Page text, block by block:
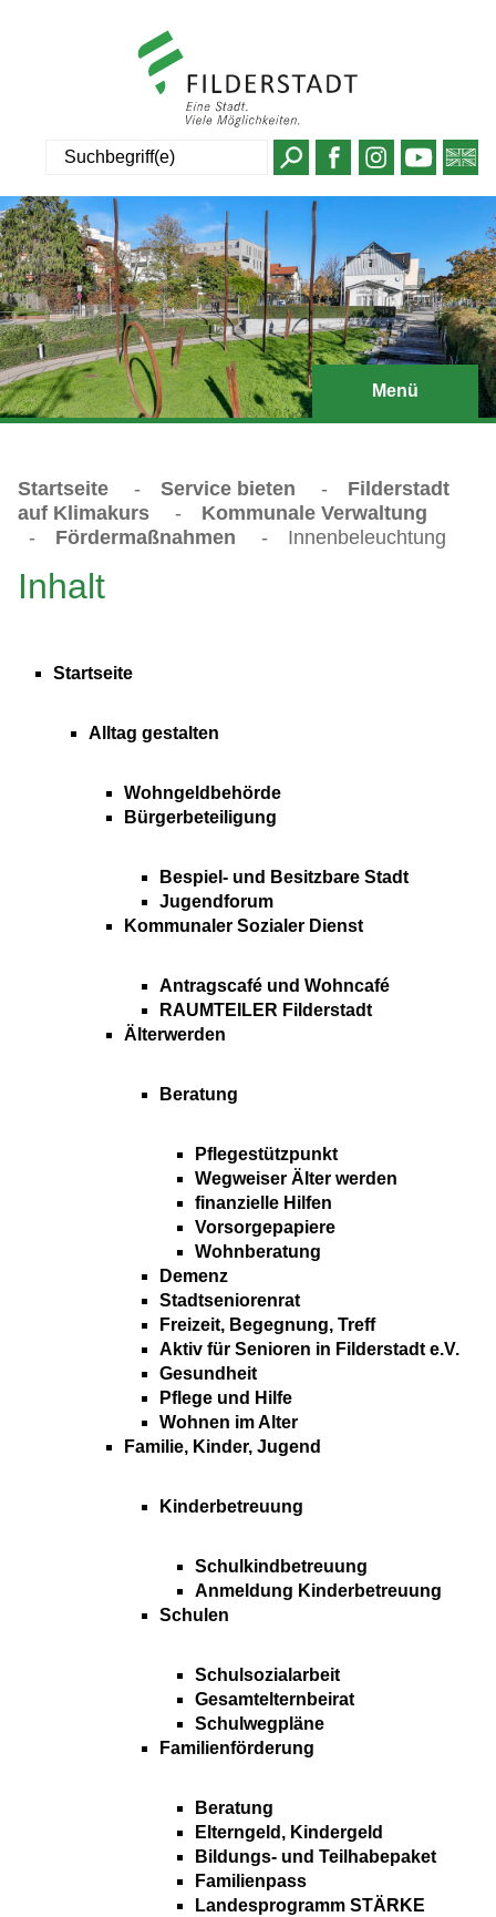
Menü
Startseite - Service bieten -
Filderstadt
auf Klimakurs
-
Kommunale Verwaltung
-
Fördermaßnahmen - Innenbeleuchtung
Inhalt
Startseite
Alltag gestalten
Wohngeldbehörde
Bürgerbeteiligung
Bespiel- und Besitzbare Stadt
Jugendforum
Kommunaler Sozialer Dienst
Antragscafé und Wohncafé
RAUMTEILER Filderstadt
Älterwerden
Beratung
Pflegestützpunkt
Wegweiser Älter werden
finanzielle Hilfen
Vorsorgepapiere
Wohnberatung
Demenz
Stadtseniorenrat
Freizeit, Begegnung, Treff
Aktiv für Senioren in Filderstadt e.V.
Gesundheit
Pflege und Hilfe
Wohnen im Alter
Familie, Kinder, Jugend
Kinderbetreuung
Schulkindbetreuung
Anmeldung Kinderbetreuung
Schulen
Schulsozialarbeit
Gesamtelternbeirat
Schulwegpläne
Familienförderung
Beratung
Elterngeld, Kindergeld
Bildungs- und Teilhabepaket
Familienpass
Landesprogramm STÄRKE